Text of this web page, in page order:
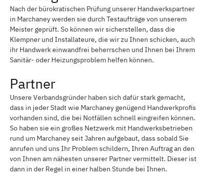
Nach der bürokratischen Prüfung unserer Handwerkspartner
in Marchaney werden sie durch Testaufträge von unserem
Meister geprüft. So können wir sicherstellen, dass die
Klempner und Installateure, die wir zu Ihnen schicken, auch
ihr Handwerk einwandfrei beherrschen und Ihnen bei Ihrem
Sanitär- oder Heizungsproblem helfen können.
Partner
Unsere Verbandsgründer haben sich dafür stark gemacht,
dass in jeder Stadt wie Marchaney genügend Handwerkprofis
vorhanden sind, die bei Notfällen schnell eingreifen können.
So haben sie ein großes Netzwerk mit Handwerksbetrieben
rund um Marchaney seit Jahren aufgebaut, dass sobald Sie
anrufen und uns Ihr Problem schildern, Ihren Auftrag an den
von Ihnen am nähesten unserer Partner vermittelt. Dieser ist
dann in der Regel in einer halben Stunde bei Ihnen.